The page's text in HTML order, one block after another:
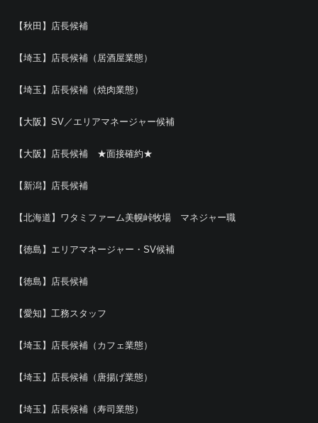
【秋田】店長候補
【埼玉】店長候補（居酒屋業態）
【埼玉】店長候補（焼肉業態）
【大阪】SV／エリアマネージャー候補
【大阪】店長候補 ★面接確約★
【新潟】店長候補
【北海道】ワタミファーム美幌峠牧場 マネジャー職
【徳島】エリアマネージャー・SV候補
【徳島】店長候補
【愛知】工務スタッフ
【埼玉】店長候補（カフェ業態）
【埼玉】店長候補（唐揚げ業態）
【埼玉】店長候補（寿司業態）